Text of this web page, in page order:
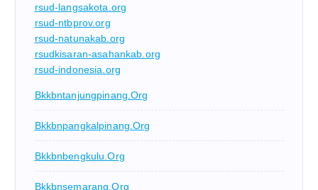
rsud-langsakota.org
rsud-ntbprov.org
rsud-natunakab.org
rsudkisaran-asahankab.org
rsud-indonesia.org
Bkkbntanjungpinang.org
Bkkbnpangkalpinang.org
Bkkbnbengkulu.org
Bkkbnsemarang.org